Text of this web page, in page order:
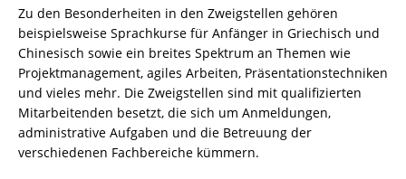
Zu den Besonderheiten in den Zweigstellen gehören
beispielsweise Sprachkurse für Anfänger in Griechisch und
Chinesisch sowie ein breites Spektrum an Themen wie
Projektmanagement, agiles Arbeiten, Präsentationstechniken
und vieles mehr. Die Zweigstellen sind mit qualifizierten
Mitarbeitenden besetzt, die sich um Anmeldungen,
administrative Aufgaben und die Betreuung der
verschiedenen Fachbereiche kümmern.